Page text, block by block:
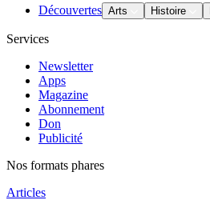
Découvertes Arts Histoire
Services
Newsletter
Apps
Magazine
Abonnement
Don
Publicité
Nos formats phares
Articles